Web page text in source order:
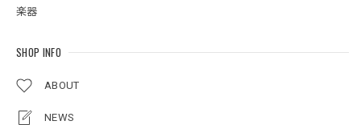
楽器
SHOP INFO
ABOUT
NEWS